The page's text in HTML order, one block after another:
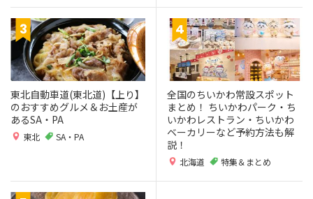
東北自動車道(東北道)【上り】
のおすすめグルメ＆お土産が
あるSA・PA
東北 SA・PA
全国のちいかわ常設スポット
まとめ！ ちいかわパーク・ち
いかわレストラン・ちいかわ
ベーカリーなど予約方法も解
説！
北海道 特集＆まとめ